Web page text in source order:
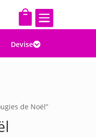
 
Devise
de Noël”